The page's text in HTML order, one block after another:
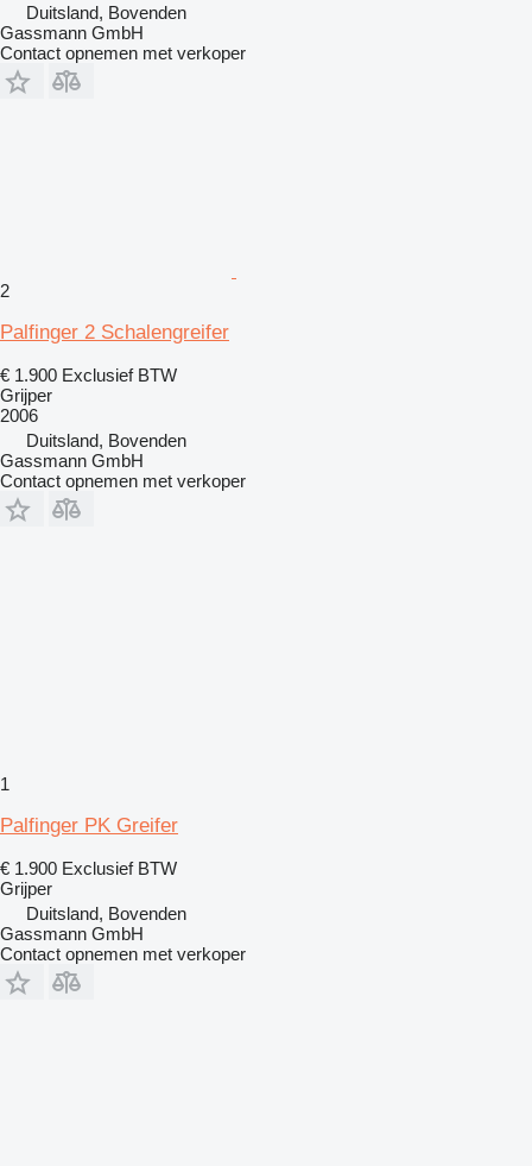
Duitsland, Bovenden
Gassmann GmbH
Contact opnemen met verkoper
2
Palfinger 2 Schalengreifer
€ 1.900 Exclusief BTW
Grijper
2006
Duitsland, Bovenden
Gassmann GmbH
Contact opnemen met verkoper
1
Palfinger PK Greifer
€ 1.900 Exclusief BTW
Grijper
Duitsland, Bovenden
Gassmann GmbH
Contact opnemen met verkoper